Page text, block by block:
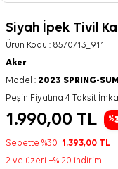
Siyah İpek Tivil
Ürün Kodu : 8570713_911
Aker
Model : 2023 SPRING-
Peşin Fiyatına 4 Taksit
1.990,00 TL %
Sepette %30 1.393,00 TL
2 ve üzeri +% 20 indirim